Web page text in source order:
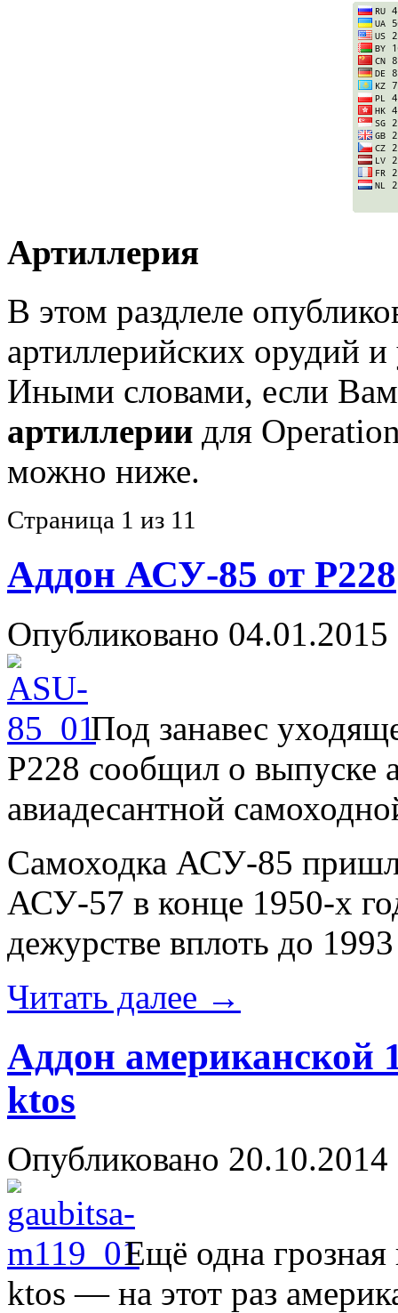
Артиллерия
В этом раздлеле
артиллерийских орудий
Иными словами, если
артиллерии для
можно ниже.
Страница 1 из 1 1
Аддон АСУ-85 от P228
Опубликовано 04.01.2015
Под занавес
P228 сообщил о выпуске
авиадесантной
Самоходка АСУ-85
АСУ-57 в конце 1950-х
дежурстве вплоть до
Читать далее →
Аддон американской
ktos
Опубликовано 20.10.2014
Ещё одна грозная
ktos — на этот раз